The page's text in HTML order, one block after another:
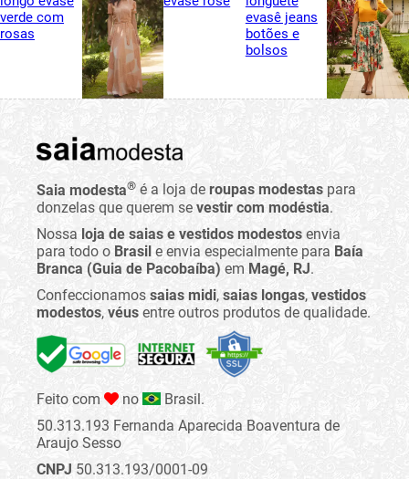
Saia modesta® é a loja de roupas modestas para
donzelas que querem se vestir com modéstia.
Nossa loja de saias e vestidos modestos envia
para todo o Brasil e envia especialmente para Baía
Branca (Guia de Pacobaíba) em Magé, RJ.
Confeccionamos saias midi, saias longas, vestidos
modestos, véus entre outros produtos de qualidade.
Feito com no
Brasil.
50.313.193 Fernanda Aparecida Boaventura de
Araujo Sesso
CNPJ 50.313.193/0001-09